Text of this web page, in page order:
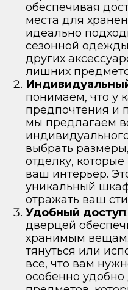
обеспечивая
места для
идеально
сезонной
других
лишних
понимаем, что у
предпочтения и
мы предлагаем
выбрать
отделку,
ваш интерьер.
уникальный
отражать ваш
Удобный доступ
дверцей
хранимым
тянуться или
все, что вам
особенно